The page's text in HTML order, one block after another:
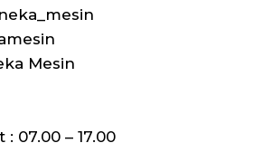
Mesin
07.00 – 17.00